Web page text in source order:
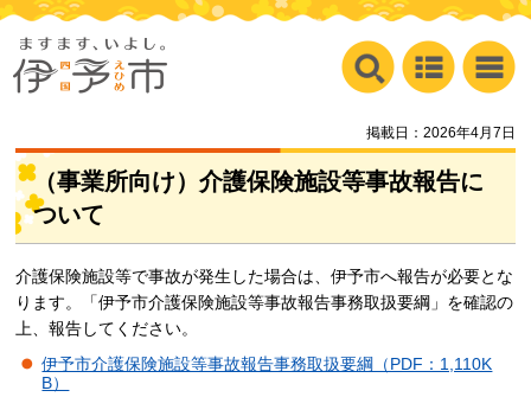
掲載日：2026年4月7日
（事業所向け）介護保険施設等事故報告に
ついて
介護保険施設等で事故が発生した場合は、伊予市へ報告が必要とな
ります。「伊予市介護保険施設等事故報告事務取扱要綱」を確認の
上、報告してください。
伊予市介護保険施設等事故報告事務取扱要綱（PDF：1,110K
B）